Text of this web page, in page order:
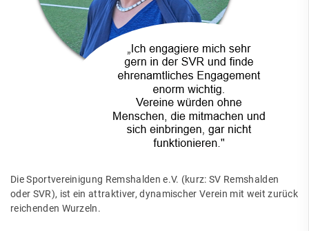
Die Sportvereinigung Remshalden e.V. (kurz: SV Remshalden
oder SVR), ist ein attraktiver, dynamischer Verein mit weit zurück
reichenden Wurzeln.